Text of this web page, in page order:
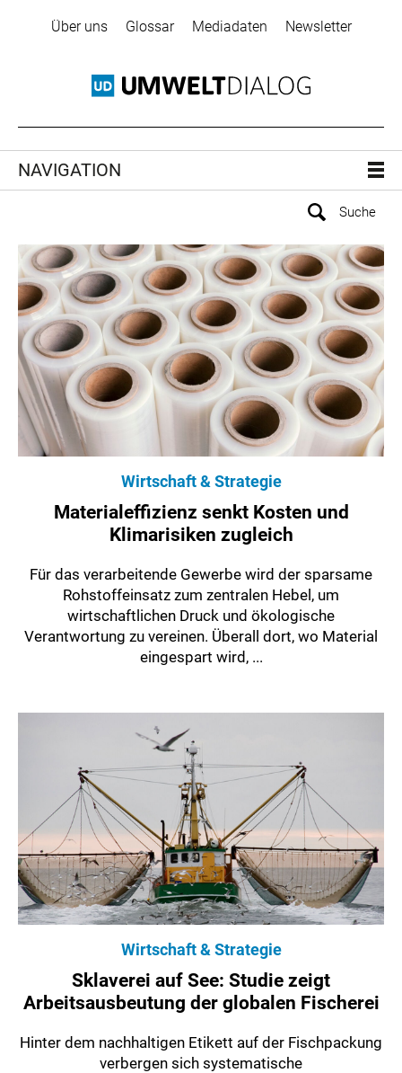
Über uns Glossar Mediadaten Newsletter
NAVIGATION
Wirtschaft & Strategie
Materialeffizienz senkt Kosten und
Klimarisiken zugleich
Für das verarbeitende Gewerbe wird der sparsame
Rohstoffeinsatz zum zentralen Hebel, um
wirtschaftlichen Druck und ökologische
Verantwortung zu vereinen. Überall dort, wo Material
eingespart wird, ...
Wirtschaft & Strategie
Sklaverei auf See: Studie zeigt
Arbeitsausbeutung der globalen Fischerei
Hinter dem nachhaltigen Etikett auf der Fischpackung
verbergen sich systematische